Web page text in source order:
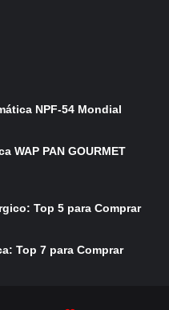
NPF-54 Mondial
WAP PAN GOURMET
Top 5 para Comprar
Top 7 para Comprar